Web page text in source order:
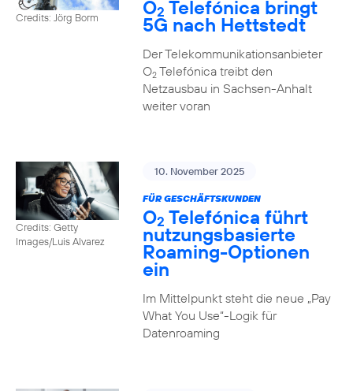
Credits: Jörg Borm O2 Telefónica bringt
5G nach Hettstedt
Der Telekommunikationsanbieter
O2Telefónica treibt den
Netzausbau in Sachsen-Anhalt
weiter voran
Credits: Getty
Images/Luis Alvarez
10. November 2025
FÜR GESCHÄFTSKUNDEN
O2 Telefónica führt
nutzungs­basierte
Roaming-Optionen
ein
Im Mittelpunkt steht die neue „Pay
What You Use“-Logik für
Datenroaming